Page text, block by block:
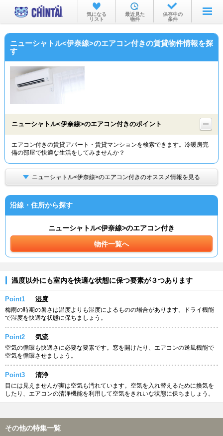
お部屋を探す
沿線・駅から
不動産会社から
TOP
気になる
リスト
最近見た
物件
保存中の
条件
ニューシャトル<伊奈線>のエアコン付きの賃貸物件情報を探
す
ニューシャトル<伊奈線>のエアコン付きのポイント
エアコン付きの賃貸アパート・賃貸マンションを検索できます。冷暖房完
備の部屋で快適な生活をしてみませんか？
ニューシャトル<伊奈線>のエアコン付きのオススメ情報を見る
沿線・住所から探す
ニューシャトル<伊奈線>のエアコン付き
物件一覧へ
温度以外にも室内を快適な状態に保つ要素が３つあります
Point1 湿度
梅雨の時期の暑さは温度よりも湿度によるものの場合があります。ドライ機能
で湿度を快適な状態に保ちましょう。
Point2 気流
空気の循環も快適さに必要な要素です。窓を開けたり、エアコンの送風機能で
空気を循環させましょう。
Point3 清浄
目には見えませんが実は空気も汚れています。空気を入れ替えるために換気を
したり、エアコンの清浄機能を利用して空気をきれいな状態に保ちましょう。
その他の特集一覧